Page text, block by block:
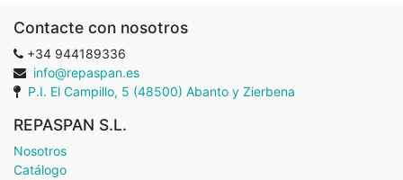
Contacte con nosotros
+34 944189336
info@repaspan.es
P.I. El Campillo, 5 (48500) Abanto y Zierbena
REPASPAN S.L.
Nosotros
Catálogo